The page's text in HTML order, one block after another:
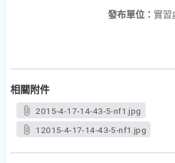
發布單位： 實習
相關附件
2015-4-17-14-43-5-nf1.jpg
12015-4-17-14-43-5-nf1.jpg